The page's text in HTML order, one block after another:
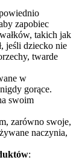
zapobiec
takich jak
jeśli dziecko nie
twarde
w
gorące.
swoim
zarówno swoje,
naczynia,
: